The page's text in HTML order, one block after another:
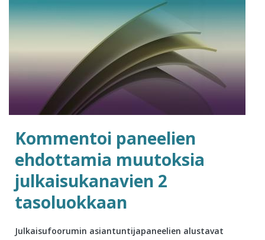
Kommentoi paneelien
ehdottamia muutoksia
julkaisukanavien 2
tasoluokkaan
Julkaisufoorumin asiantuntijapaneelien alustavat